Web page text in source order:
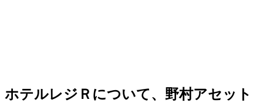
ホテルレジＲについて、野村アセット